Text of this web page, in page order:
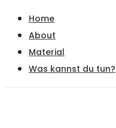
Navigation
Home
About
Material
Was kannst du tun?